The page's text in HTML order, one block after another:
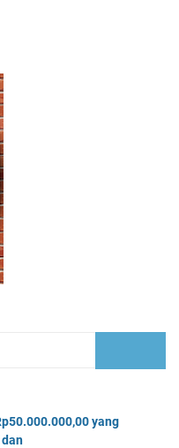
yang